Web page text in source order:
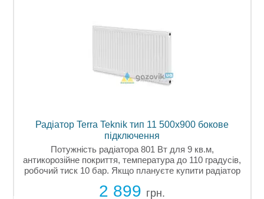
Радіатор Terra Teknik тип 11 500х900 бокове
підключення
Потужність радіатора 801 Вт для 9 кв.м,
антикорозійне покриття, температура до 110 градусів,
робочий тиск 10 бар. Якщо плануєте купити радіатор
стане надійним вибором. Українські...
2 899 грн.